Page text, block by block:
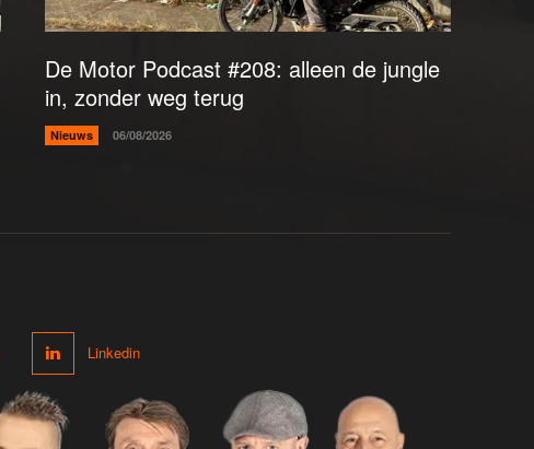
De Motor Podcast #208: alleen de jungle
in, zonder weg terug
Nieuws 06/08/2026
Linkedin